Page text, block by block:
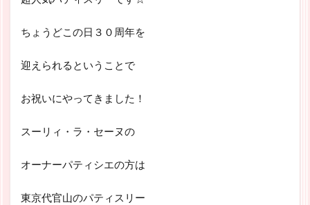
ちょうどこの日３０周年を
迎えられるということで
お祝いにやってきました！
スーリィ・ラ・セーヌの
オーナーパティシエの方は
東京代官山のパティスリー